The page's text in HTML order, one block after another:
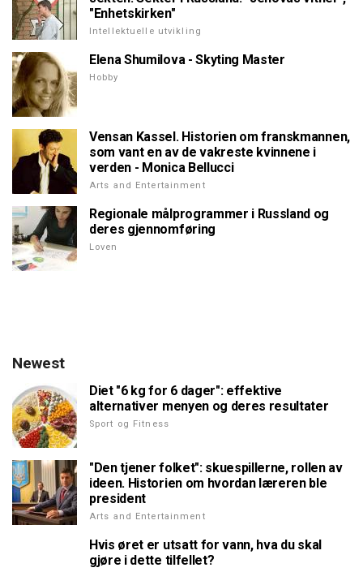
"Enhetskirken"
Intellektuelle utvikling
Elena Shumilova - Skyting Master
Hobby
Vensan Kassel. Historien om franskmannen,
som vant en av de vakreste kvinnene i
verden - Monica Bellucci
Arts and Entertainment
Regionale målprogrammer i Russland og
deres gjennomføring
Loven
Newest
Diet "6 kg for 6 dager": effektive
alternativer menyen og deres resultater
Sport og Fitness
"Den tjener folket": skuespillerne, rollen av
ideen. Historien om hvordan læreren ble
president
Arts and Entertainment
Hvis øret er utsatt for vann, hva du skal
gjøre i dette tilfellet?